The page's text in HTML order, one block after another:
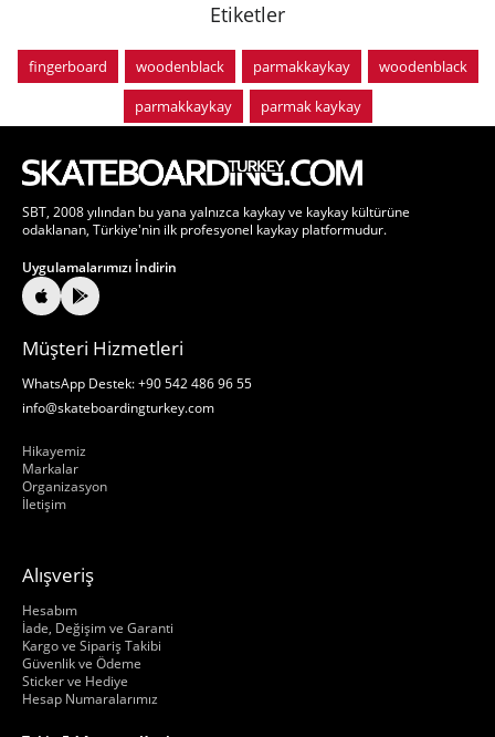
Etiketler
fingerboard woodenblack parmakkaykay
woodenblack
parmakkaykay
parmak kaykay
SBT, 2008 yılından bu yana yalnızca kaykay ve kaykay kültürüne
odaklanan, Türkiye'nin ilk profesyonel kaykay platformudur.
Uygulamalarımızı İndirin
Müşteri Hizmetleri
WhatsApp Destek: +90 542 486 96 55
info@skateboardingturkey.com
Hikayemiz
Markalar
Organizasyon
İletişim
Alışveriş
Hesabım
İade, Değişim ve Garanti
Kargo ve Sipariş Takibi
Güvenlik ve Ödeme
Sticker ve Hediye
Hesap Numaralarımız